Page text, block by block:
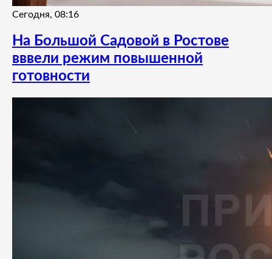
Сегодня, 08:16
На Большой Садовой в Ростове
вввели режим повышенной
готовности